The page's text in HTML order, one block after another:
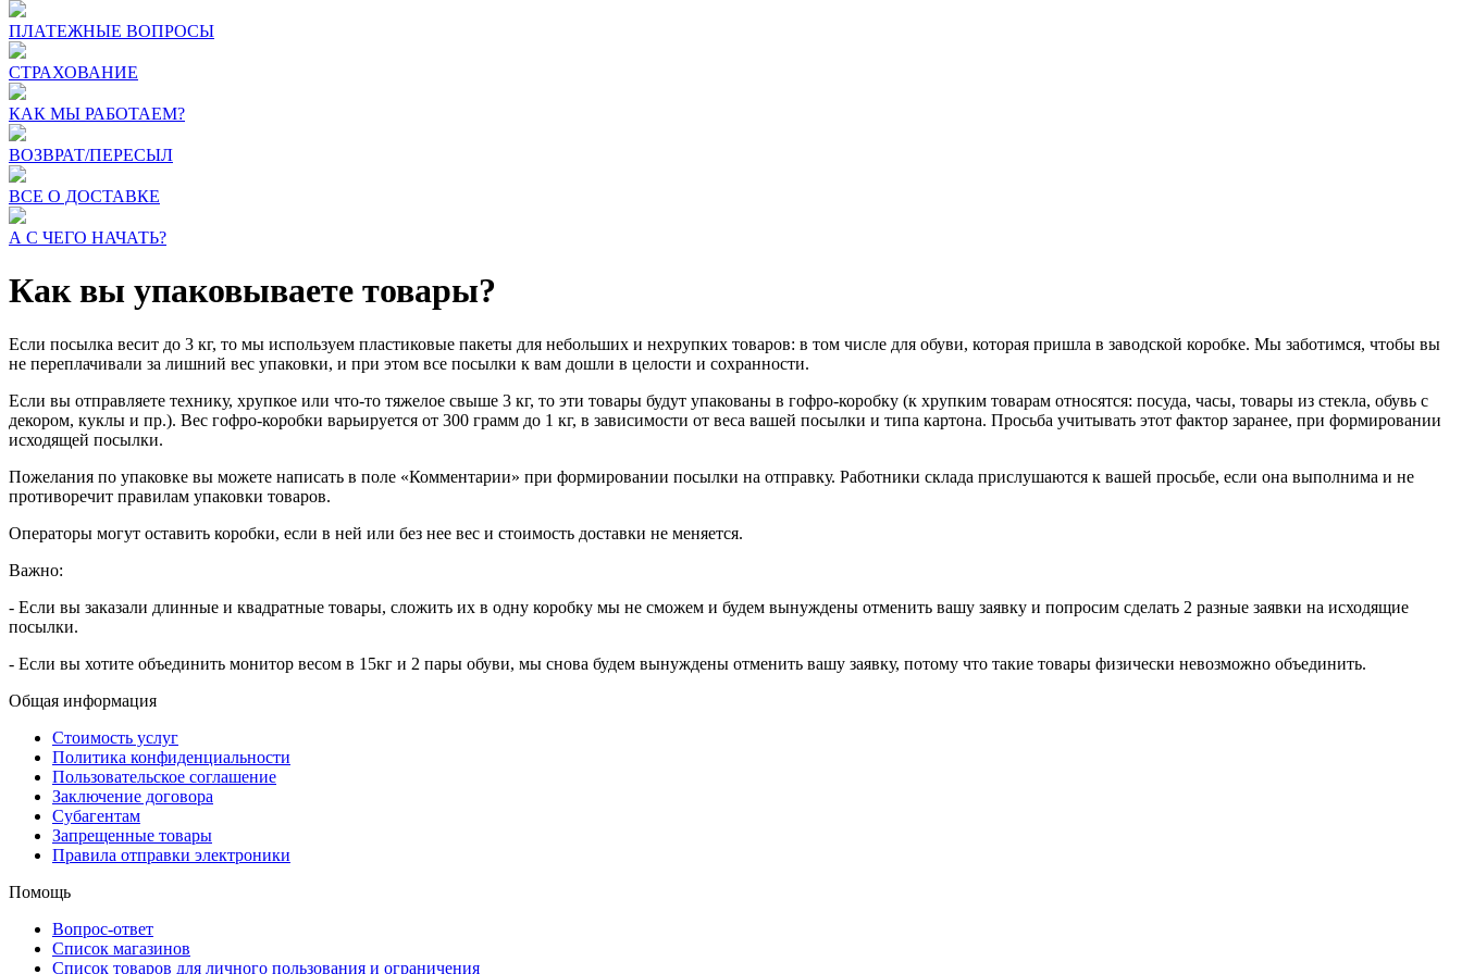
ПЛАТЕЖНЫЕ ВОПРОСЫ
СТРАХОВАНИЕ
КАК МЫ РАБОТАЕМ?
ВОЗВРАТ/ПЕРЕСЫЛ
ВСЕ О ДОСТАВКЕ
А С ЧЕГО НАЧАТЬ?
Как вы упаковываете товары?
Если посылка весит до 3 кг, то мы используем пластиковые пакеты для небольших и нехрупких товаров: в том числе для обуви, которая пришла в заводской коробке. Мы заботимся, чтобы вы
не переплачивали за лишний вес упаковки, и при этом все посылки к вам дошли в целости и сохранности.
Если вы отправляете технику, хрупкое или что-то тяжелое свыше 3 кг, то эти товары будут упакованы в гофро-коробку (к хрупким товарам относятся: посуда, часы, товары из стекла, обувь с
декором, куклы и пр.). Вес гофро-коробки варьируется от 300 грамм до 1 кг, в зависимости от веса вашей посылки и типа картона. Просьба учитывать этот фактор заранее, при формировании
исходящей посылки.
Пожелания по упаковке вы можете написать в поле «Комментарии» при формировании посылки на отправку. Работники склада прислушаются к вашей просьбе, если она выполнима и не
противоречит правилам упаковки товаров.
Операторы могут оставить коробки, если в ней или без нее вес и стоимость доставки не меняется.
Важно:
- Если вы заказали длинные и квадратные товары, сложить их в одну коробку мы не сможем и будем вынуждены отменить вашу заявку и попросим сделать 2 разные заявки на исходящие
посылки.
- Если вы хотите объединить монитор весом в 15кг и 2 пары обуви, мы снова будем вынуждены отменить вашу заявку, потому что такие товары физически невозможно объединить.
Общая информация
Стоимость услуг
Политика конфиденциальности
Пользовательское соглашение
Заключение договора
Субагентам
Запрещенные товары
Правила отправки электроники
Помощь
Вопрос-ответ
Список магазинов
Список товаров для личного пользования и ограничения